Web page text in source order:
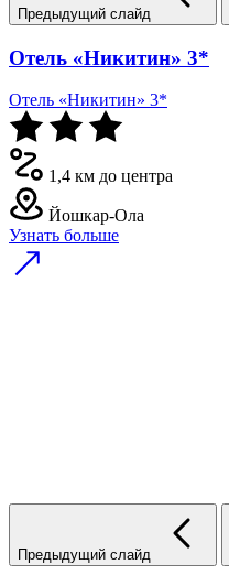
Предыдущий слайд
Отель «Никитин» 3*
Отель «Никитин» 3*
1,4 км до центра
Йошкар-Ола
Узнать больше
Предыдущий слайд